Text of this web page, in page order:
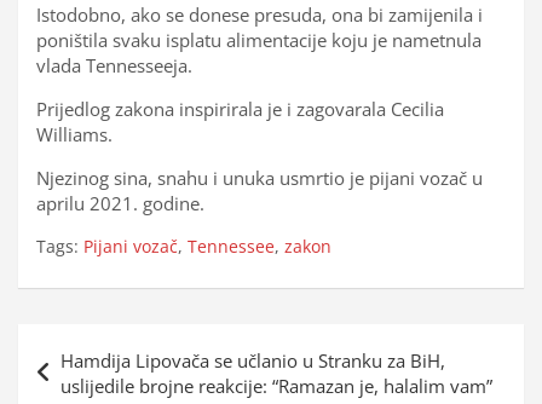
Istodobno, ako se donese presuda, ona bi zamijenila i
poništila svaku isplatu alimentacije koju je nametnula
vlada Tennesseeja.
Prijedlog zakona inspirirala je i zagovarala Cecilia
Williams.
Njezinog sina, snahu i unuka usmrtio je pijani vozač u
aprilu 2021. godine.
Tags: Pijani vozač, Tennessee, zakon
objava
Hamdija Lipovača se učlanio u Stranku za BiH,
uslijedile brojne reakcije: “Ramazan je, halalim vam”